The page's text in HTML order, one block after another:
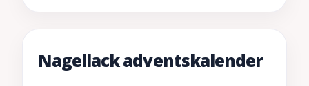
Nagellack adventskalender